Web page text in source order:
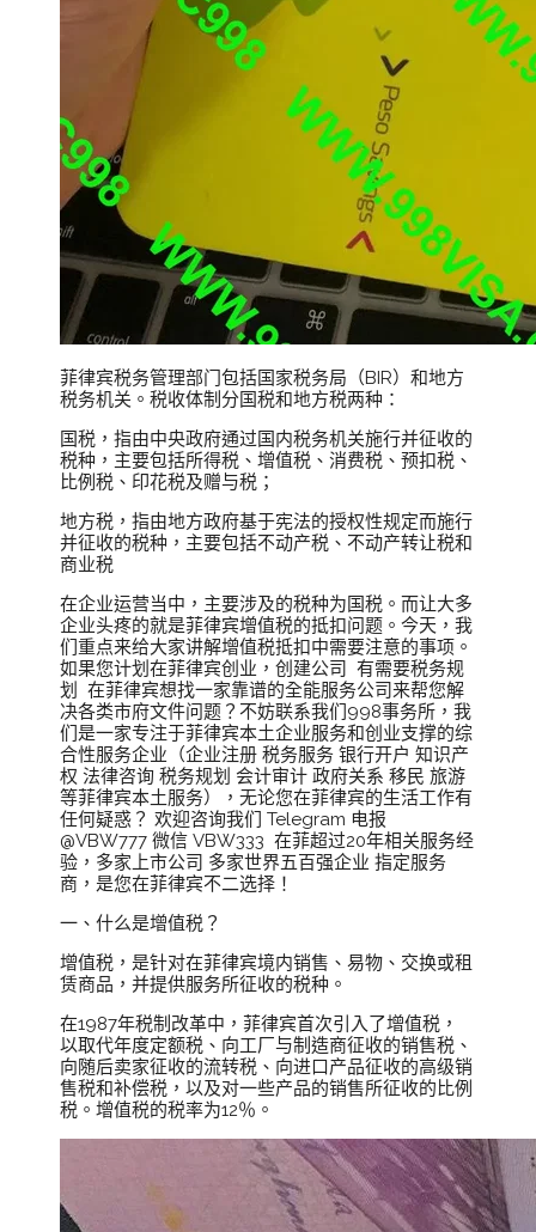
菲律宾税务管理部门包括国家税务局（BIR）和地方
税务机关。税收体制分国税和地方税两种：
国税，指由中央政府通过国内税务机关施行并征收的
税种，主要包括所得税、增值税、消费税、预扣税、
比例税、印花税及赠与税；
地方税，指由地方政府基于宪法的授权性规定而施行
并征收的税种，主要包括不动产税、不动产转让税和
商业税
在企业运营当中，主要涉及的税种为国税。而让大多
企业头疼的就是菲律宾增值税的抵扣问题。今天，我
们重点来给大家讲解增值税抵扣中需要注意的事项。
如果您计划在菲律宾创业，创建公司 有需要税务规
划 在菲律宾想找一家靠谱的全能服务公司来帮您解
决各类市府文件问题？不妨联系我们998事务所，我
们是一家专注于菲律宾本土企业服务和创业支撑的综
合性服务企业（企业注册 税务服务 银行开户 知识产
权 法律咨询 税务规划 会计审计 政府关系 移民 旅游
等菲律宾本土服务），无论您在菲律宾的生活工作有
任何疑惑？ 欢迎咨询我们 Telegram 电报
@VBW777 微信 VBW333 在菲超过20年相关服务经
验，多家上市公司 多家世界五百强企业 指定服务
商，是您在菲律宾不二选择！
一、什么是增值税？
增值税，是针对在菲律宾境内销售、易物、交换或租
赁商品，并提供服务所征收的税种。
在1987年税制改革中，菲律宾首次引入了增值税，
以取代年度定额税、向工厂与制造商征收的销售税、
向随后卖家征收的流转税、向进口产品征收的高级销
售税和补偿税，以及对一些产品的销售所征收的比例
税。增值税的税率为12％。